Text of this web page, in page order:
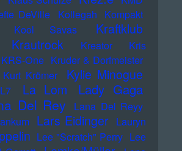
DeVille Kollegah Kompakt
Kool Savas Kraftklub
Krautrock Kreator
Kris
KRS-One Kruder & Dorfmeister
Kurt Krömer Kylie Minogue
L7 La Lom Lady Gaga
Del Rey
Lana Del Reyy
Lars Eidinger Lauryn
Lee "Scratch" Perry Lee